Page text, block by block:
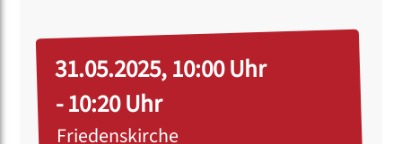
31.05.2025, 10:00 Uhr
- 10:20 Uhr
Friedenskirche